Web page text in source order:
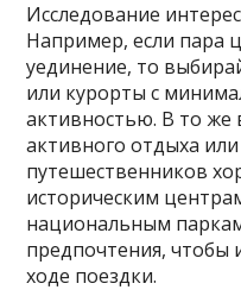
Исследование
Например, если пара
уединение, то
или курорты с
активностью. В то же
активного отдыха
путешественников
историческим
национальным
предпочтения, чтобы
ходе поездки.